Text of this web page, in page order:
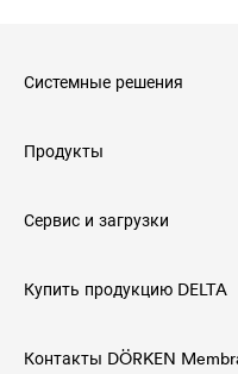
Системные решения
Скатные крыши
Вентилируемые
Плоские крыши
Подвалы и
Продукты
Диффузионные
Сервис и загрузки
ЗАГРУЗИТЬ
Купить продукцию DELTA
Официальный
Контакты DÖRKEN